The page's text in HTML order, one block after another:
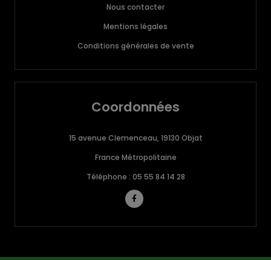
Nous contacter
Mentions légales
Conditions générales de vente
Coordonnées
15 avenue Clemenceau, 19130 Objat
France Métropolitaine
Téléphone : 05 55 84 14 28